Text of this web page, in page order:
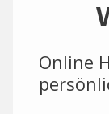
Online